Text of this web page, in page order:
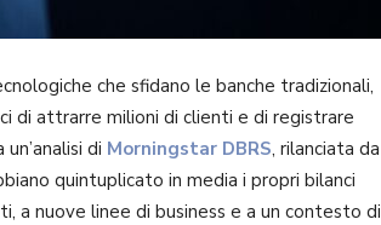
che sfidano le banche tradizionali,
di attrarre milioni di clienti e di registrare
di Morningstar DBRS, rilanciata da
quintuplicato in media i propri bilanci
a nuove linee di business e a un contesto di